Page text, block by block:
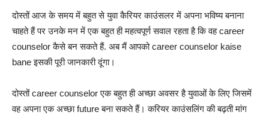
दोस्तों आज के समय में बहुत से युवा कैरियर काउंसलर में अपना भविष्य बनाना
चाहते हैं पर उनके मन में एक बहुत ही महत्वपूर्ण सवाल रहता है कि वह career
counselor कैसे बन सकते हैं. अब मैं आपको career counselor kaise
bane इसकी पूरी जानकारी दूंगा।
दोस्तों career counselor एक बहुत ही अच्छा अवसर है युवाओं के लिए जिसमें
वह अपना एक अच्छा future बना सकते हैं। करियर काउंसलिंग की बढ़ती मांग